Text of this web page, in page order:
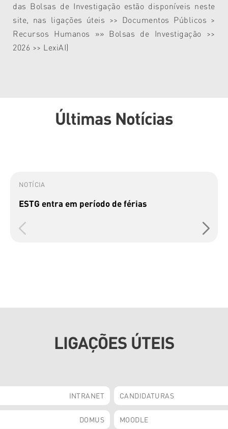
das Bolsas de Investigação estão disponíveis neste
site, nas ligações úteis >> Documentos Públicos >
Recursos Humanos »» Bolsas de Investigação >>
2026 >> LexiAI)
Últimas Notícias
NOTÍCIA
ESTG entra em período de férias
LIGAÇÕES ÚTEIS
INTRANET CANDIDATURAS
DOMUS MOODLE